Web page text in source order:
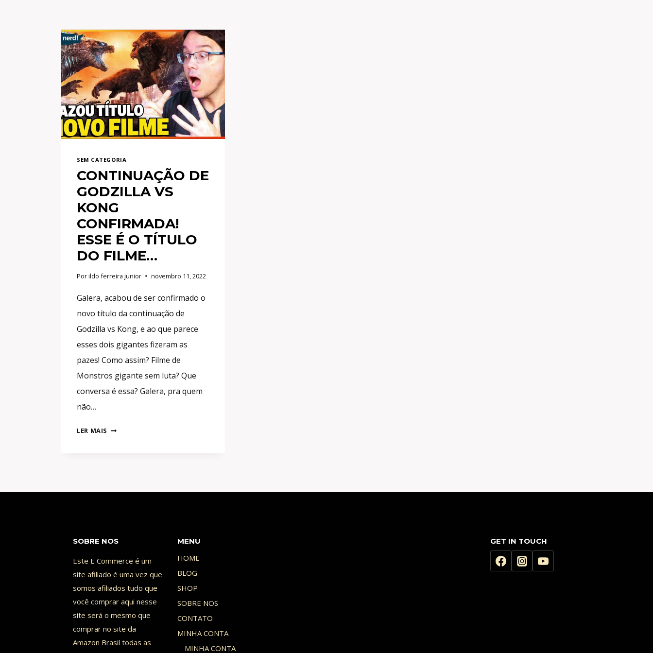
SEM CATEGORIA
CONTINUAÇÃO DE
GODZILLA VS
KONG
CONFIRMADA!
ESSE É O TÍTULO
DO FILME…
Porildo ferreira junior novembro 11, 2022
Galera, acabou de ser confirmado o
novo título da continuação de
Godzilla vs Kong, e ao que parece
esses dois gigantes fizeram as
pazes! Como assim? Filme de
Monstros gigante sem luta? Que
conversa é essa? Galera, pra quem
não…
LER MAIS CONTINUAÇÃO
TÍTULO
FILME…
SOBRE NOS
Este E Commerce é um
site afiliado é uma vez que
somos afiliados tudo que
você comprar aqui nesse
site será o mesmo que
comprar no site da
Amazon Brasil todas as
MENU
HOME
BLOG
SHOP
SOBRE NOS
CONTATO
MINHA CONTA
MINHA CONTA
GET IN TOUCH